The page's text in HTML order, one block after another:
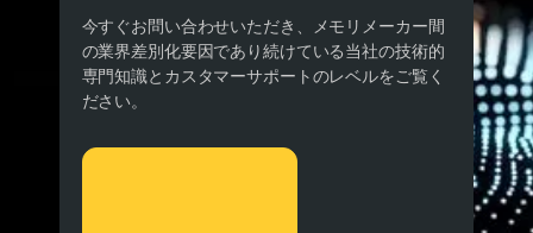
今すぐお問い合わせいただき、メモリメーカー間
の業界差別化要因であり続けている当社の技術的
専門知識とカスタマーサポートのレベルをご覧く
ださい。
お問い合わせ